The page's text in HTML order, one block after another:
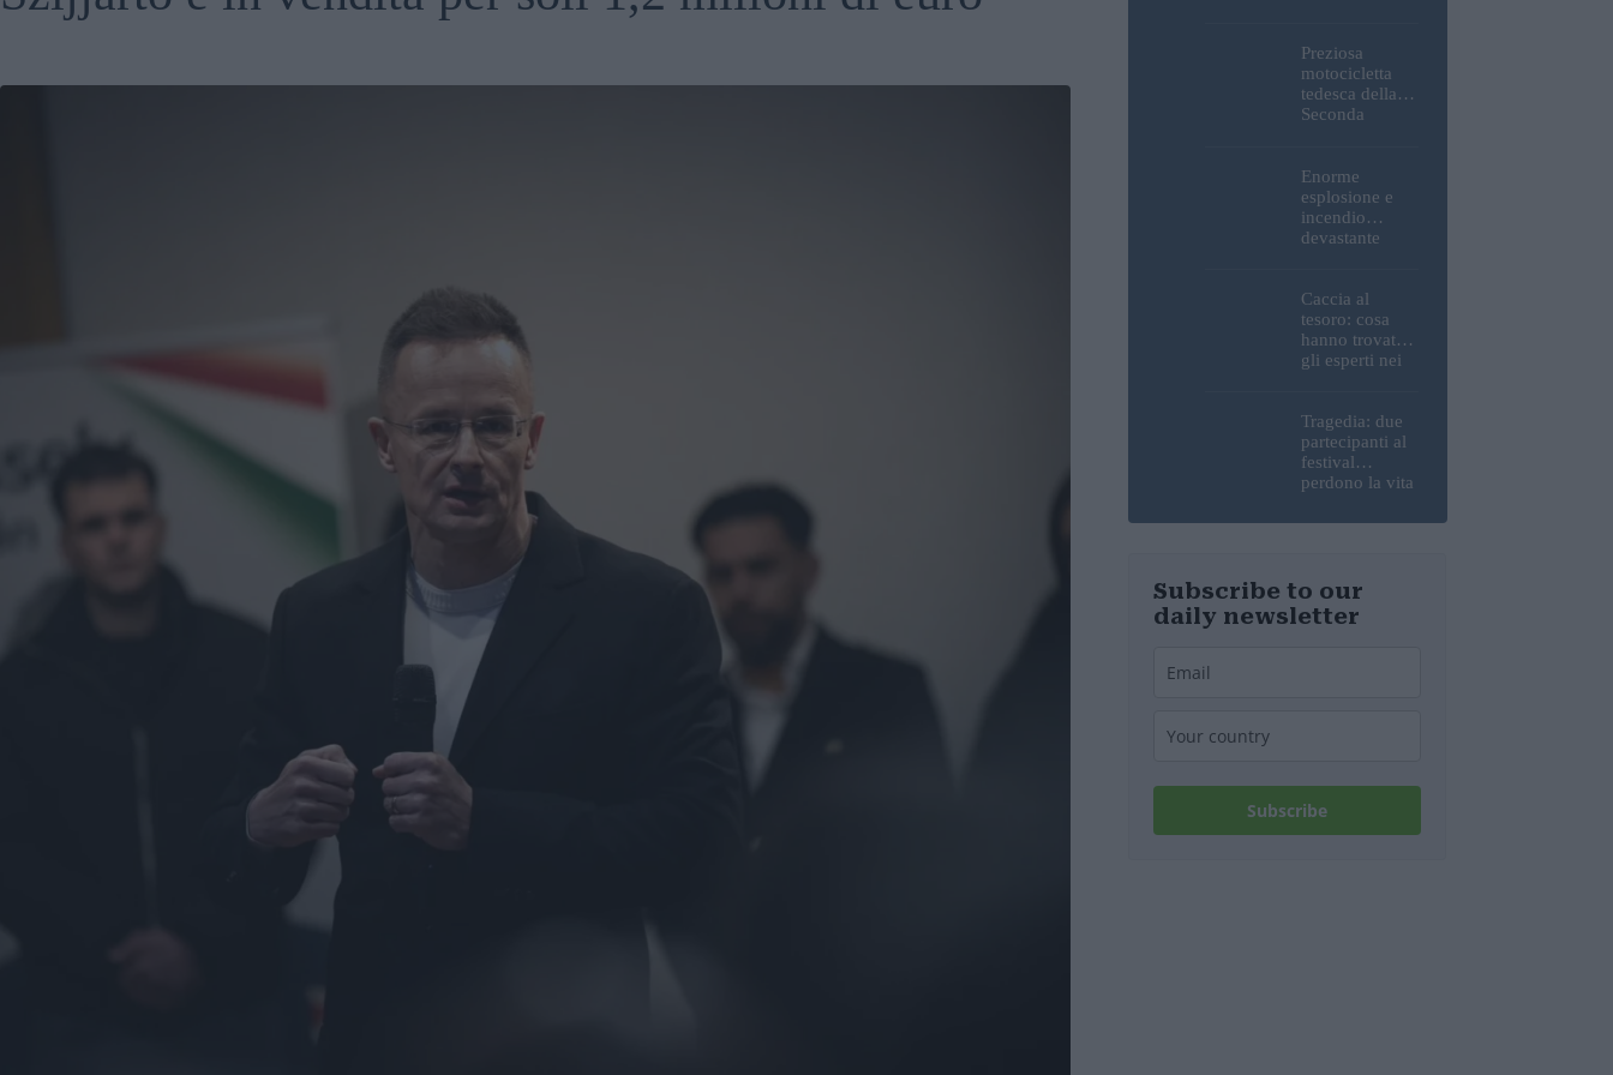
Buda e della
Cittadella
verranno
spente
Preziosa
motocicletta
tedesca della
Seconda
umani ed
esplosivi
recuperati dal
Danubio a
Enorme
esplosione e
incendio
devastante
strategica della
MOL: i prezzi
del carburante
aumenteranno
Caccia al
tesoro: cosa
hanno trovato
gli esperti nei
tedesca
recuperata dal
Danubio a
Budapest –
Tragedia: due
partecipanti al
festival
perdono la vita
Festival in
Subscribe to our
daily newsletter
Subscribe